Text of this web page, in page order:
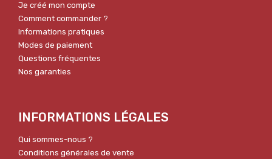
Je créé mon compte
Comment commander ?
Informations pratiques
Modes de paiement
Questions fréquentes
Nos garanties
INFORMATIONS LÉGALES
Qui sommes-nous ?
Conditions générales de vente